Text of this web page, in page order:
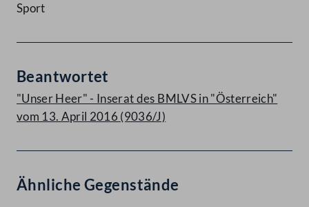
Sport
Beantwortet
"Unser Heer" - Inserat des BMLVS in "Österreich"
vom 13. April 2016 (9036/J)
Ähnliche Gegenstände